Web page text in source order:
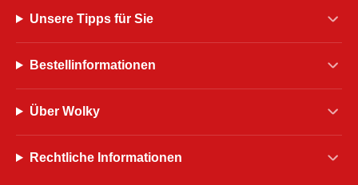
Unsere Tipps für Sie
Bestellinformationen
Über Wolky
Rechtliche Informationen